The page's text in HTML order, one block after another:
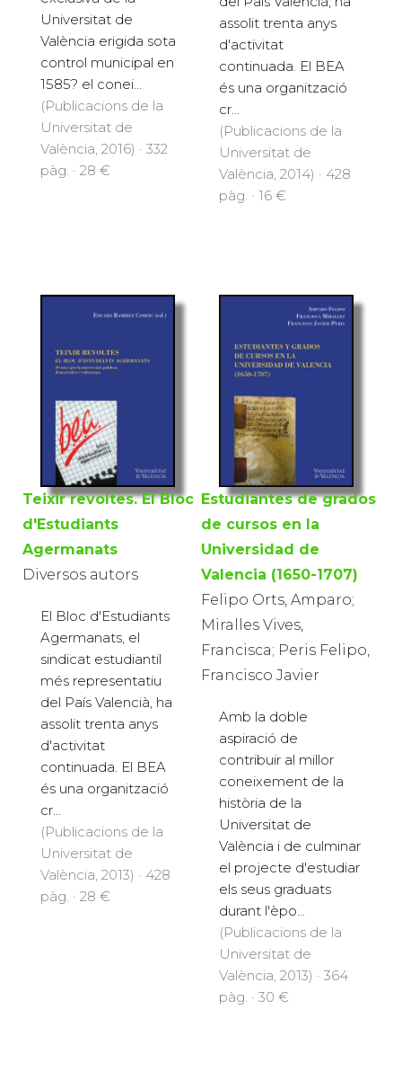
Universitat de
València erigida sota
control municipal en
1585? el conei...
(Publicacions de la
Universitat de
València, 2016) · 332
pàg. · 28 €
assolit trenta anys
d'activitat
continuada. El BEA
és una organització
cr...
(Publicacions de la
Universitat de
València, 2014) · 428
pàg. · 16 €
Teixir revoltes. El Bloc
d'Estudiants
Agermanats
Diversos autors
El Bloc d'Estudiants
Agermanats, el
sindicat estudiantil
més representatiu
del País Valencià, ha
assolit trenta anys
d'activitat
continuada. El BEA
és una organització
cr...
(Publicacions de la
Universitat de
València, 2013) · 428
pàg. · 28 €
Estudiantes de grados
de cursos en la
Universidad de
Valencia (1650-1707)
Felipo Orts, Amparo;
Miralles Vives,
Francisca; Peris Felipo,
Francisco Javier
Amb la doble
aspiració de
contribuir al millor
coneixement de la
història de la
Universitat de
València i de culminar
el projecte d'estudiar
els seus graduats
durant l'èpo...
(Publicacions de la
Universitat de
València, 2013) · 364
pàg. · 30 €